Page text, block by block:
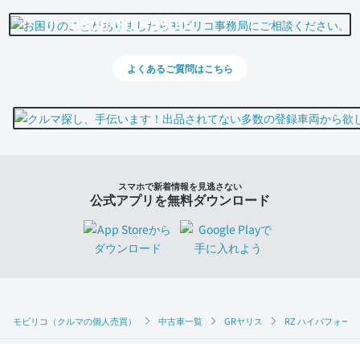
モビリコ（クルマの個人売買） 中古車一覧 GRヤリス RZ ハイパフォー
0800-500-5500
よくあるご質問はこちら
スマホで新着情報を見逃さない
公式アプリを無料ダウンロード